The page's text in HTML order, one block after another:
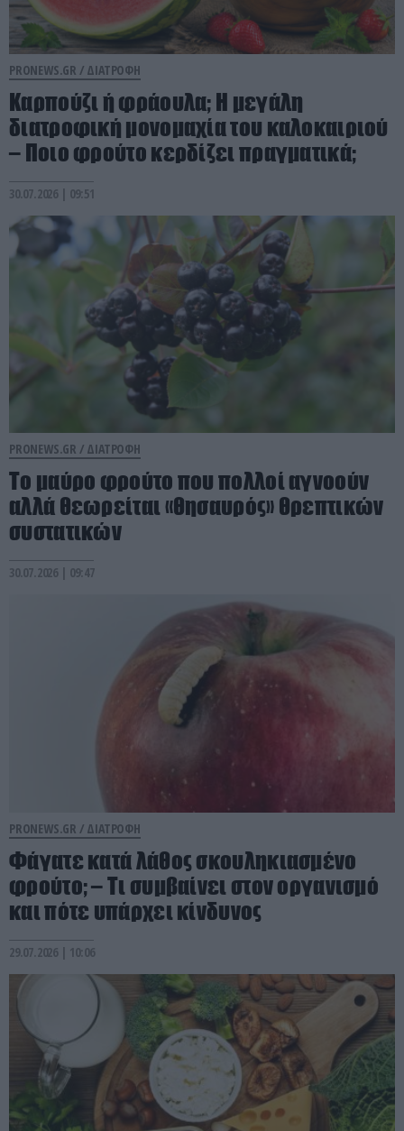
PRONEWS.GR / ΔΙΑΤΡΟΦΗ
Καρπούζι ή φράουλα; Η μεγάλη
διατροφική μονομαχία του καλοκαιριού
– Ποιο φρούτο κερδίζει πραγματικά;
30.07.2026 | 09:51
PRONEWS.GR / ΔΙΑΤΡΟΦΗ
Το μαύρο φρούτο που πολλοί αγνοούν
αλλά θεωρείται «θησαυρός» θρεπτικών
συστατικών
30.07.2026 | 09:47
PRONEWS.GR / ΔΙΑΤΡΟΦΗ
Φάγατε κατά λάθος σκουληκιασμένο
φρούτο; – Τι συμβαίνει στον οργανισμό
και πότε υπάρχει κίνδυνος
29.07.2026 | 10:06